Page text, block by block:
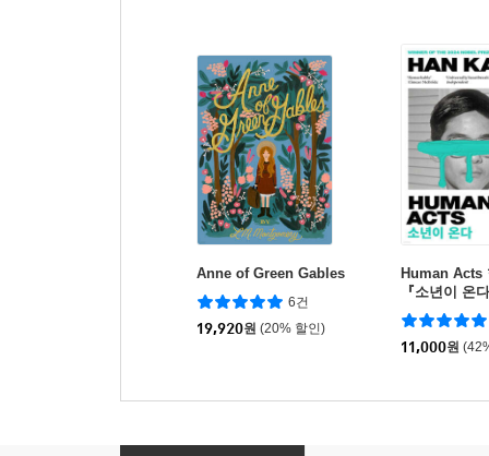
Anne of Green Gables
6건
19,920원 (20% 할인)
Human Acts
『소년이 온
(영국판)
11,000원